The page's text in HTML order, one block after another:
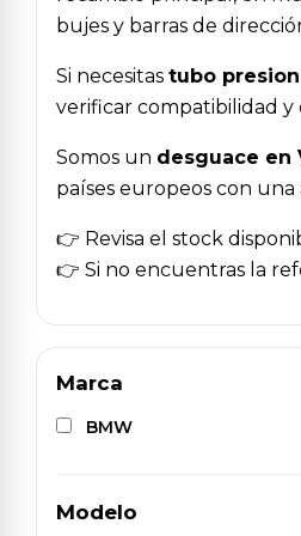
bujes y barras de
Si necesitas tubo
verificar compatibilidad
Somos un desguace en
países europeos con
👉 Revisa el stock
👉 Si no encuentras la
Marca
BMW
Modelo